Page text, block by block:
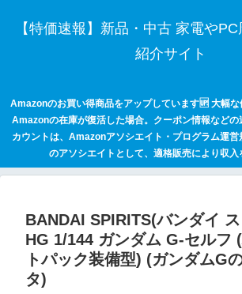
【特価速報】新品・中古 家電や
紹介サイト
Amazonのお買い得商品をアップしています🆙 大幅な
Amazonの在庫が復活した場合。クーポン情報などの
カウントは、Amazonアソシエイト・プログラム運
のアソシエイトとして、適格販売により収入
BANDAI SPIRITS(バンダイ
HG 1/144 ガンダム G-セルフ
トパック装備型) (ガンダムG
タ)